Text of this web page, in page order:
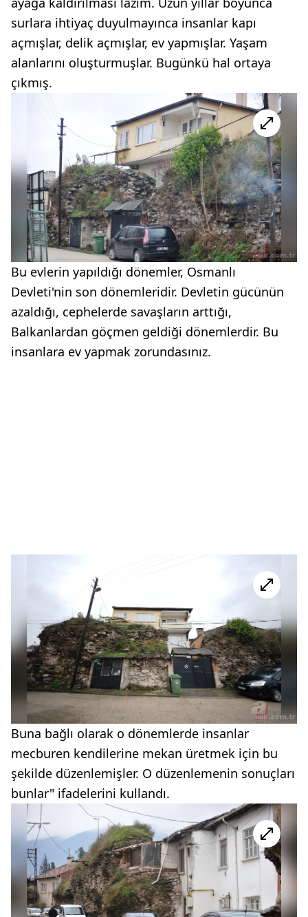
surlara ihtiyaç duyulmayınca insanlar kapı
açmışlar, delik açmışlar, ev yapmışlar. Yaşam
alanlarını oluşturmuşlar. Bugünkü hal ortaya
çıkmış.
Bu evlerin yapıldığı dönemler, Osmanlı
Devleti'nin son dönemleridir. Devletin gücünün
azaldığı, cephelerde savaşların arttığı,
Balkanlardan göçmen geldiği dönemlerdir. Bu
insanlara ev yapmak zorundasınız.
Buna bağlı olarak o dönemlerde insanlar
mecburen kendilerine mekan üretmek için bu
şekilde düzenlemişler. O düzenlemenin sonuçları
bunlar" ifadelerini kullandı.